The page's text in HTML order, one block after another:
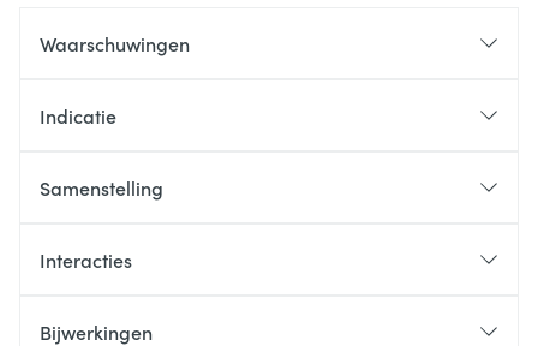
Waarschuwingen
Indicatie
Samenstelling
Interacties
Bijwerkingen